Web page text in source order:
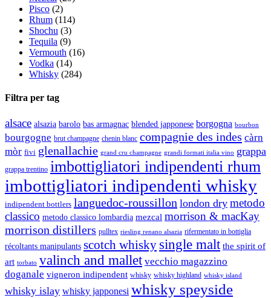
Pisco (2)
Rhum (114)
Shochu (3)
Tequila (9)
Vermouth (16)
Vodka (14)
Whisky (284)
Filtra per tag
alsace alsazia barolo bas armagnac blended japponese borgogna bourbon
bourgogne brut champagne chenin blanc compagnie des indes càrn
mòr fivi glenallachie grand cru champagne grandi formati italia vino grappa
grappa trentino imbottigliatori indipendenti rhum
imbottigliatori indipendenti whisky
indipendent bottlers languedoc-roussillon london dry metodo
classico metodo classico lombardia mezcal morrison & macKay
morrison distillers pulltex riesling renano alsazia rifermentato in bottiglia
récoltants manipulants scotch whisky single malt the spirit of
art torbato valinch and mallet vecchio magazzino
doganale vigneron indipendent whisky whisky highland whisky island
whisky islay whisky japponesi whisky speyside